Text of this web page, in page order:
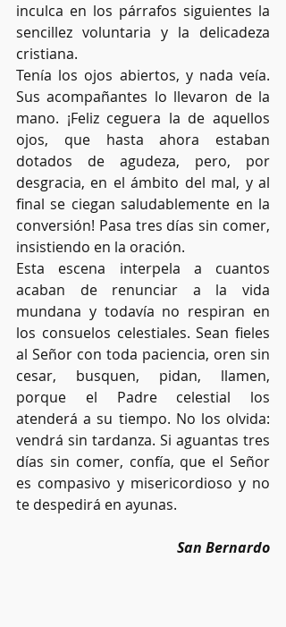
inculca en los párrafos siguientes la
sencillez voluntaria y la delicadeza
cristiana.
Tenía los ojos abiertos, y nada veía.
Sus acompañantes lo llevaron de la
mano. ¡Feliz ceguera la de aquellos
ojos, que hasta ahora estaban
dotados de agudeza, pero, por
desgracia, en el ámbito del mal, y al
final se ciegan saludablemente en la
conversión! Pasa tres días sin comer,
insistiendo en la oración.
Esta escena interpela a cuantos
acaban de renunciar a la vida
mundana y todavía no respiran en
los consuelos celestiales. Sean fieles
al Señor con toda paciencia, oren sin
cesar, busquen, pidan, llamen,
porque el Padre celestial los
atenderá a su tiempo. No los olvida:
vendrá sin tardanza. Si aguantas tres
días sin comer, confía, que el Señor
es compasivo y misericordioso y no
te despedirá en ayunas.
San Bernardo